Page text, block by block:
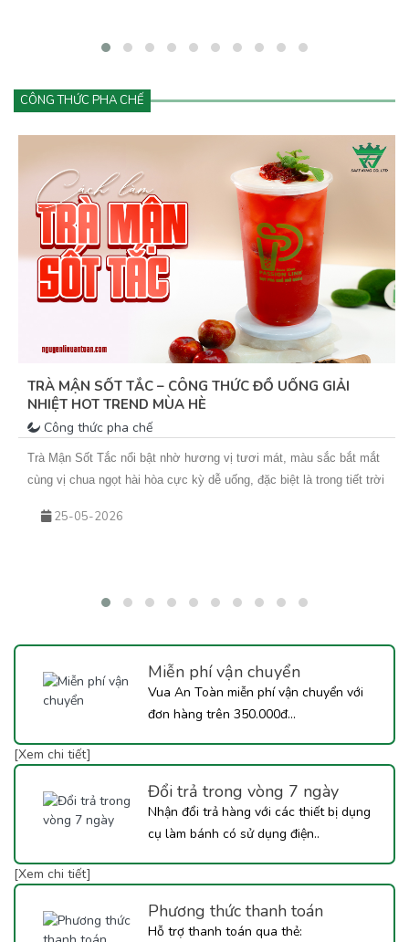
CÔNG THỨC PHA CHẾ
TRÀ MẬN SỐT TẮC – CÔNG THỨC ĐỒ UỐNG GIẢI
NHIỆT HOT TREND MÙA HÈ
Công thức pha chế
Trà Mận Sốt Tắc nổi bật nhờ hương vị tươi mát, màu sắc bắt mắt
cùng vị chua ngọt hài hòa cực kỳ dễ uống, đặc biệt là trong tiết trời
đậm vị và sốt tắc chua thanh giúp món nước này không chỉ giải
Toàn khám phá ngay công thức Trà Mận Sốt Tắc dưới đây nhé!
25-05-2026
Miễn phí vận chuyển
Vua An Toàn miễn phí vận chuyển với
đơn hàng trên 350.000đ...
[Xem chi tiết]
Đổi trả trong vòng 7 ngày
Nhận đổi trả hàng với các thiết bị dụng
cụ làm bánh có sử dụng điện..
[Xem chi tiết]
Phương thức thanh toán
Hỗ trợ thanh toán qua thẻ: